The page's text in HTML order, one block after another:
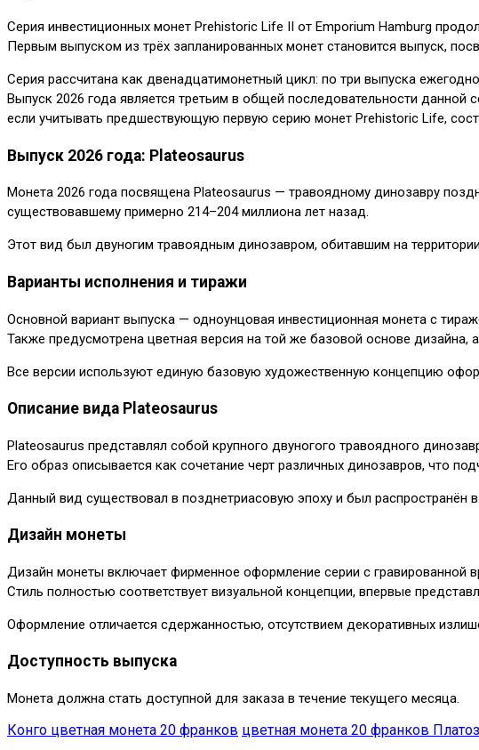
Серия инвестиционных монет Prehistoric Life II от Emporium Hamburg
Первым выпуском из трёх запланированных монет становится выпуск,
Серия рассчитана как двенадцатимонетный цикл: по три выпуска
Выпуск 2026 года является третьим в общей последовательности
если учитывать предшествующую первую серию монет Prehistoric Life,
Выпуск 2026 года: Plateosaurus
Монета 2026 года посвящена Plateosaurus — травоядному динозавру
существовавшему примерно 214–204 миллиона лет назад.
Этот вид был двуногим травоядным динозавром, обитавшим на
Варианты исполнения и тиражи
Основной вариант выпуска — однoунцовая инвестиционная монета с
Также предусмотрена цветная версия на той же базовой основе дизайна,
Все версии используют единую базовую художественную концепцию
Описание вида Plateosaurus
Plateosaurus представлял собой крупного двуногого травоядного
Его образ описывается как сочетание черт различных динозавров, что
Данный вид существовал в позднетриасовую эпоху и был распространён
Дизайн монеты
Дизайн монеты включает фирменное оформление серии с гравированной
Стиль полностью соответствует визуальной концепции, впервые
Оформление отличается сдержанностью, отсутствием декоративных
Доступность выпуска
Монета должна стать доступной для заказа в течение текущего месяца.
Конго цветная монета 20 франков цветная монета 20 франков